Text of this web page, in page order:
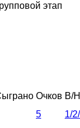
этап
Очков В/
5 1/